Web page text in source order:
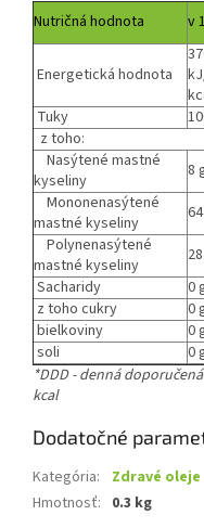
Nutričná hodnota v
Energetická hodnota
Tuky
z toho:
Nasýtené mastné
kyseliny
8
Mononenasýtené
mastné kyseliny
Polynenasýtené
mastné kyseliny
Sacharidy
0
z toho cukry
0
bielkoviny
0
soli
0
*DDD - denná
kcal
Dodatočné
Kategória:
Zdravé oleje
Hmotnosť: 0.3 kg